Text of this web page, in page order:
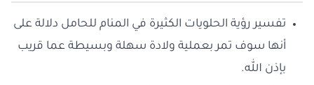
تفسير رؤية الحلويات الكثيرة في المنام للحامل دلالة على
أنها سوف تمر بعملية ولادة سهلة وبسيطة عما قريب
بإذن الله.